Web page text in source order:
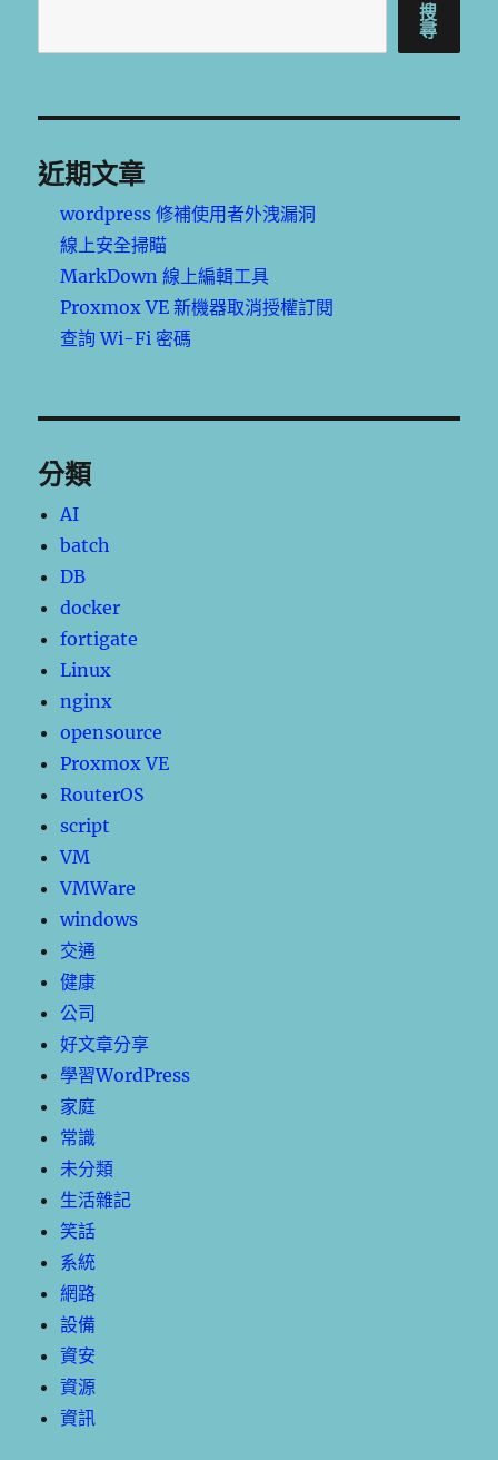
搜
尋
近期文章
wordpress 修補使用者外洩漏洞
線上安全掃瞄
MarkDown 線上編輯工具
Proxmox VE 新機器取消授權訂閱
查詢 Wi-Fi 密碼
分類
AI
batch
DB
docker
fortigate
Linux
nginx
opensource
Proxmox VE
RouterOS
script
VM
VMWare
windows
交通
健康
公司
好文章分享
學習WordPress
家庭
常識
未分類
生活雜記
笑話
系統
網路
設備
資安
資源
資訊